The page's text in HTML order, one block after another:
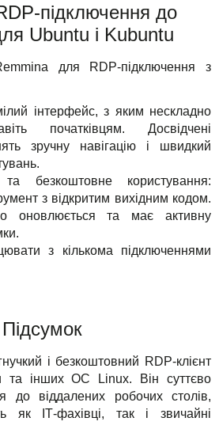
підключення до
Ubuntu і Kubuntu
для RDP-підключення з
інтерфейс, з яким нескладно
початківцям. Досвідчені
зручну навігацію і швидкий
безкоштовне користування:
з відкритим вихідним кодом.
оновлюється та має активну
з кількома підключеннями
Підсумок
і безкоштовний RDP-клієнт
та інших ОС Linux. Він суттєво
до віддалених робочих столів,
як ІТ-фахівці, так і звичайні